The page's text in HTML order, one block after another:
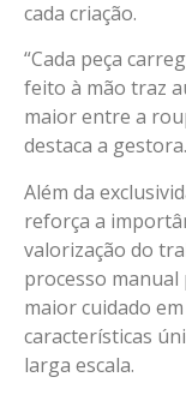
cada criação.
“Cada peça
feito à mão traz
maior entre a
destaca a gestora.
Além da
reforça a
valorização do
processo
maior cuidado
características
larga escala.